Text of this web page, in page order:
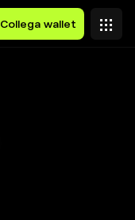
Collega wallet